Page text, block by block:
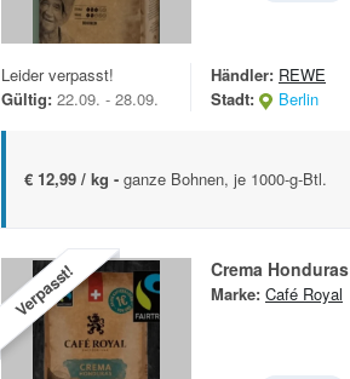
Leider verpasst!
Gültig: 22.09. - 28.09.
Händler: REWE
Stadt:
Berlin
€ 12,99 / kg - ganze Bohnen, je 1000-g-Btl.
Verpasst! Crema Honduras
Marke: Café Royal